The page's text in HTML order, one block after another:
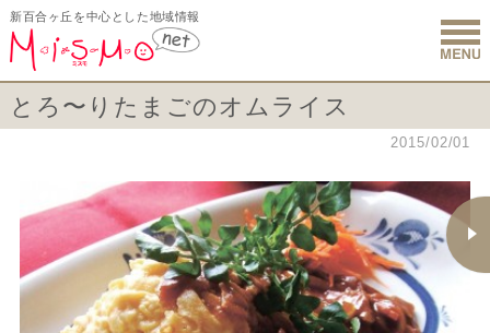
新百合ヶ丘を中心とした地域情報
新百合ヶ
とろ〜りたまごのオムライス
2015/02/01